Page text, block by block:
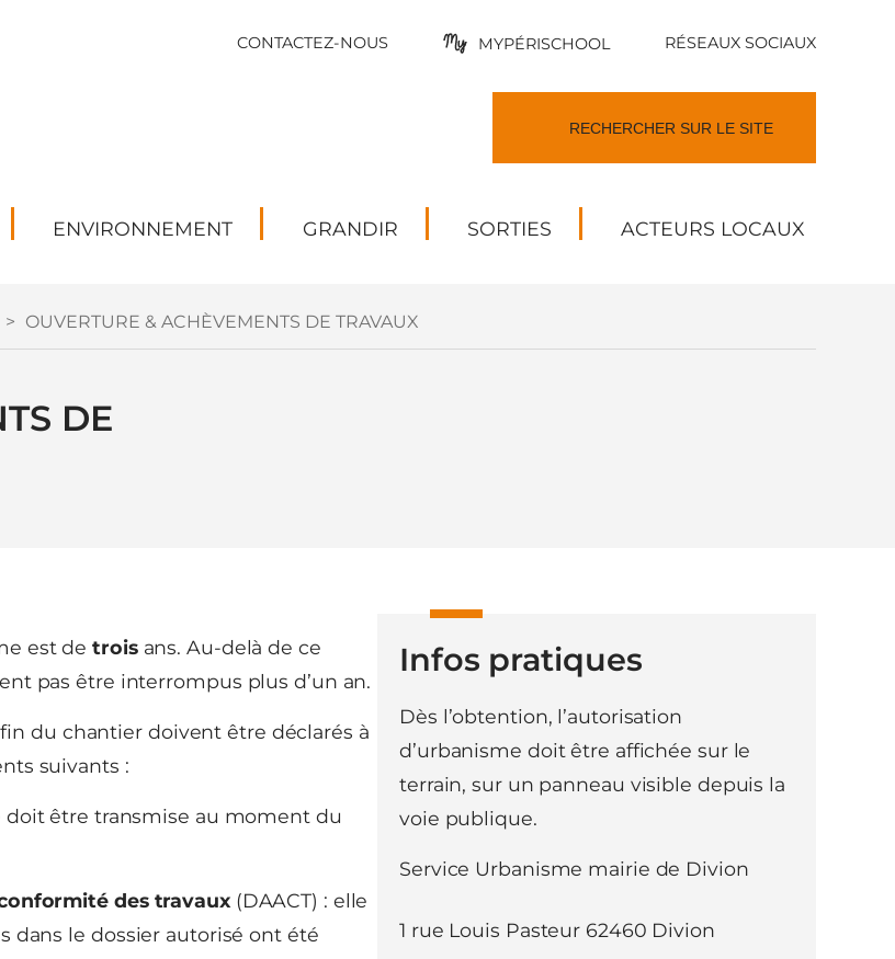
CONTACTEZ-NOUS MYPÉRISCHOOL RÉSEAUX SOCIAUX
ENVIRONNEMENT GRANDIR SORTIES ACTEURS LOCAUX
> OUVERTURE & ACHÈVEMENTS DE TRAVAUX
DE
est detroisans. Au-delà de ce
pas être interrompus plus d’un an.
du chantier doivent être déclarés à
suivants :
doit être transmise au moment du
des travaux(DAACT) : elle
dans le dossier autorisé ont été
Infos pratiques
Dès l’obtention, l’autorisation
d’urbanisme doit être affichée sur le
terrain, sur un panneau visible depuis la
voie publique.
Service Urbanisme mairie de Divion
1 rue Louis Pasteur 62460 Divion